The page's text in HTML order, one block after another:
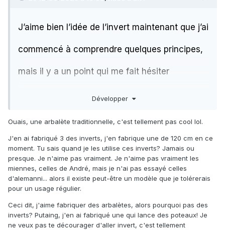
J’aime bien l’idée de l’invert maintenant que j’ai
commencé à comprendre quelques principes,
mais il y a un point qui me fait hésiter
l’exploitation de la partie haute du fût.
Développer
Ouais, une arbalète traditionnelle, c'est tellement pas cool lol.
J'en ai fabriqué 3 des inverts, j'en fabrique une de 120 cm en ce
moment. Tu sais quand je les utilise ces inverts? Jamais ou
presque. Je n'aime pas vraiment. Je n'aime pas vraiment les
miennes, celles de André, mais je n'ai pas essayé celles
d'alemanni... alors il existe peut-être un modèle que je tolérerais
pour un usage régulier.
Ceci dit, j'aime fabriquer des arbalètes, alors pourquoi pas des
inverts? Putaing, j'en ai fabriqué une qui lance des poteaux! Je
ne veux pas te décourager d'aller invert, c'est tellement